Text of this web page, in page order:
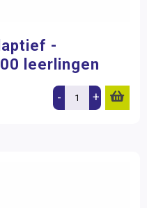
-
leerlingen
- +